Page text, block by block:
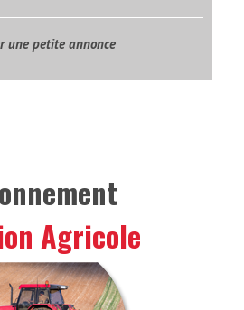
une petite annonce
Agricole